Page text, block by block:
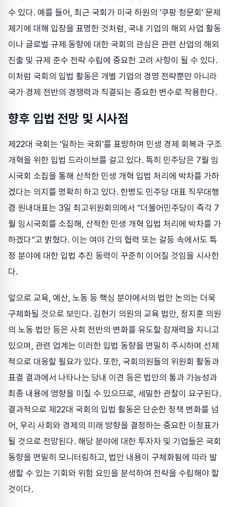
수 있다. 예를 들어, 최근 국회가 미국 하원의 '쿠팡 청문회' 문제
제기에 대해 입장을 표명한 것처럼, 국내 기업의 해외 사업 활동
이나 글로벌 규제 동향에 대한 국회의 관심은 관련 산업의 해외
진출 및 규제 준수 전략 수립에 중요한 고려 사항이 될 수 있다.
이처럼 국회의 입법 활동은 개별 기업의 경영 전략뿐만 아니라
국가 경제 전반의 경쟁력과 직결되는 중요한 변수로 작용한다.
향후 입법 전망 및 시사점
제22대 국회는 '일하는 국회'를 표방하며 민생 경제 회복과 구조
개혁을 위한 입법 드라이브를 걸고 있다. 특히 민주당은 7월 임
시국회 소집을 통해 산적한 민생 개혁 입법 처리에 박차를 가하
겠다는 의지를 명확히 하고 있다. 한병도 민주당 대표 직무대행
겸 원내대표는 3일 최고위원회의에서 “더불어민주당이 즉각 7
월 임시국회를 소집해, 산적한 민생 개혁 입법 처리에 박차를 가
하겠다”고 밝혔다. 이는 여야 간의 협력 또는 갈등 속에서도 특
정 분야에 대한 입법 추진 동력이 꾸준히 이어질 것임을 시사한
다.
앞으로 교육, 예산, 노동 등 핵심 분야에서의 법안 논의는 더욱
구체화될 것으로 보인다. 김현기 의원의 교육 법안, 정지훈 의원
의 노동 법안 등은 사회 전반의 변화를 유도할 잠재력을 지니고
있으며, 관련 업계는 이러한 입법 동향을 면밀히 주시하며 선제
적으로 대응할 필요가 있다. 또한, 국회의원들의 위원회 활동과
표결 결과에서 나타나는 당내 이견 등은 법안의 통과 가능성과
최종 내용에 영향을 미칠 수 있으므로, 세밀한 관찰이 요구된다.
결과적으로 제22대 국회의 입법 활동은 단순한 정책 변화를 넘
어, 우리 사회와 경제의 미래 방향을 결정하는 중요한 이정표가
될 것으로 전망된다. 해당 분야에 대한 투자자 및 기업들은 국회
동향을 면밀히 모니터링하고, 법안 내용이 구체화됨에 따라 발
생할 수 있는 기회와 위험 요인을 분석하여 전략을 수립해야 할
것이다.